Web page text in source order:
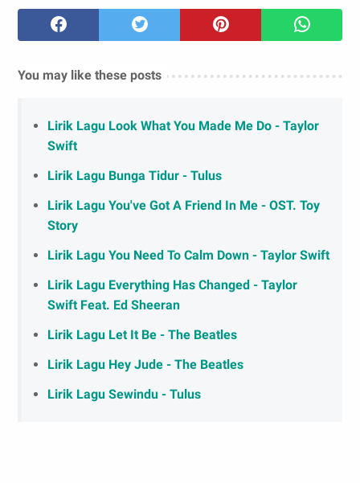
You may like these posts
Lirik Lagu Look What You Made Me Do - Taylor
Swift
Lirik Lagu Bunga Tidur - Tulus
Lirik Lagu You've Got A Friend In Me - OST. Toy
Story
Lirik Lagu You Need To Calm Down - Taylor Swift
Lirik Lagu Everything Has Changed - Taylor
Swift Feat. Ed Sheeran
Lirik Lagu Let It Be - The Beatles
Lirik Lagu Hey Jude - The Beatles
Lirik Lagu Sewindu - Tulus